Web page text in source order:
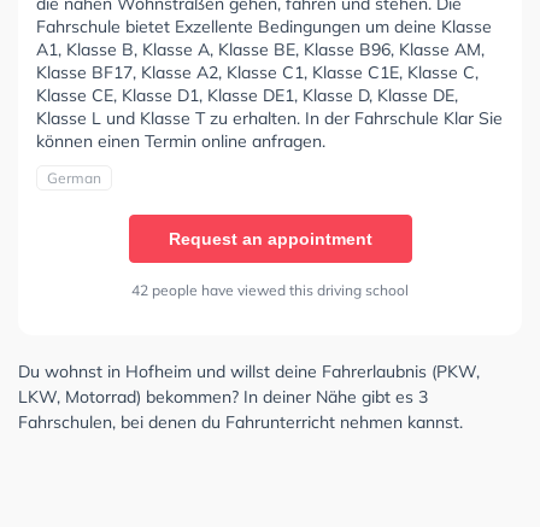
Fahrschule bietet Exzellente Bedingungen um deine Klasse
A1, Klasse B, Klasse A, Klasse BE, Klasse B96, Klasse AM,
Klasse BF17, Klasse A2, Klasse C1, Klasse C1E, Klasse C,
Klasse CE, Klasse D1, Klasse DE1, Klasse D, Klasse DE,
Klasse L und Klasse T zu erhalten. In der Fahrschule Klar Sie
können einen Termin online anfragen.
German
Request an appointment
42 people have viewed this driving school
Du wohnst in Hofheim und willst deine Fahrerlaubnis (PKW,
LKW, Motorrad) bekommen? In deiner Nähe gibt es 3
Fahrschulen, bei denen du Fahrunterricht nehmen kannst.